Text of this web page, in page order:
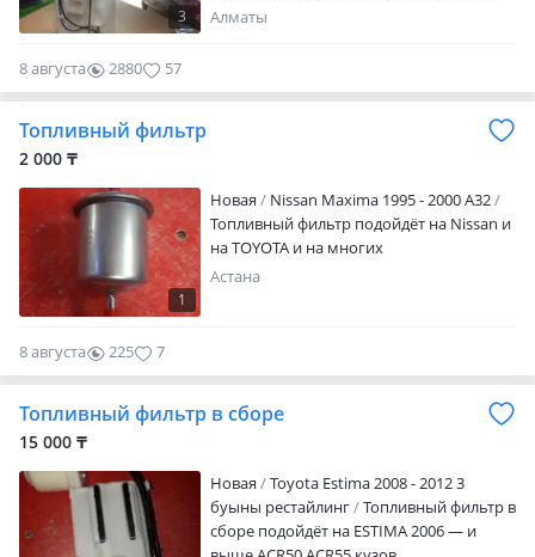
3
Станции в наличии на Murano, Almera,
наличии Филтра на Renault Logan,
Алматы
8 августа 2880 57
Топливный фильтр
2 000 ₸
1
Новая
Nissan Maxima 1995 - 2000 A32
Топливный фильтр подойдёт на Nissan и
на TOYOTA и на многих
Астана
8 августа 225 7
Топливный фильтр в сборе
15 000 ₸
Новая
Toyota Estima 2008 - 2012 3
буыны рестайлинг
Топливный фильтр в
сборе подойдёт на ESTIMA 2006 — и